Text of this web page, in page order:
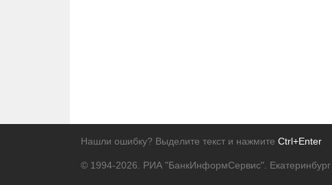
Нашли ошибку? Выделите текст и нажмите Ctrl+Enter
© 1994-2026. РИА "БанкИнформСервис". Екатеринбург